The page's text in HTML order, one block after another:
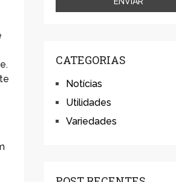
CATEGORIAS
Notícias
Utilidades
Variedades